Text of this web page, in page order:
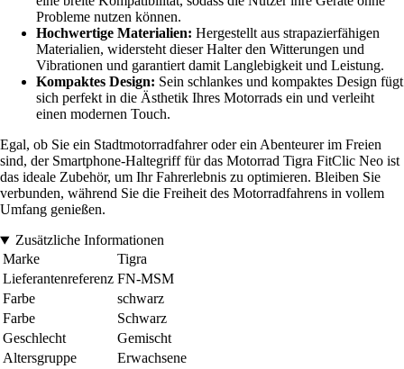
Probleme nutzen können.
Hochwertige Materialien: Hergestellt aus strapazierfähigen
Materialien, widersteht dieser Halter den Witterungen und
Vibrationen und garantiert damit Langlebigkeit und Leistung.
Kompaktes Design: Sein schlankes und kompaktes Design fügt
sich perfekt in die Ästhetik Ihres Motorrads ein und verleiht
einen modernen Touch.
Egal, ob Sie ein Stadtmotorradfahrer oder ein Abenteurer im Freien
sind, der Smartphone-Haltegriff für das Motorrad Tigra FitClic Neo ist
das ideale Zubehör, um Ihr Fahrerlebnis zu optimieren. Bleiben Sie
verbunden, während Sie die Freiheit des Motorradfahrens in vollem
Umfang genießen.
Zusätzliche Informationen
Marke
Tigra
Lieferantenreferenz FN-MSM
Farbe
schwarz
Farbe
Schwarz
Geschlecht
Gemischt
Altersgruppe
Erwachsene